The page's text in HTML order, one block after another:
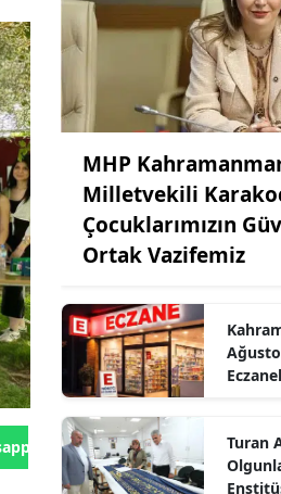
Gönder
MHP
Milletvekili
Çocuklarımızın
Ortak Vazifemiz
Turan